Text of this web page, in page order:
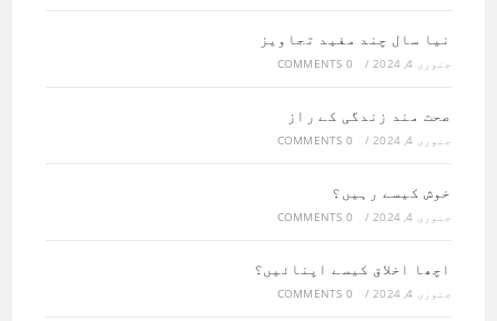
نیا سال چند مفید تجاویز
جنوری 4, 2024 /
0 COMMENTS
صحت مند زندگی کے راز
جنوری 4, 2024 /
0 COMMENTS
خوش کیسے رہیں؟
جنوری 4, 2024 /
0 COMMENTS
اچھا اخلاق کیسے اپنائیں؟
جنوری 4, 2024 /
0 COMMENTS